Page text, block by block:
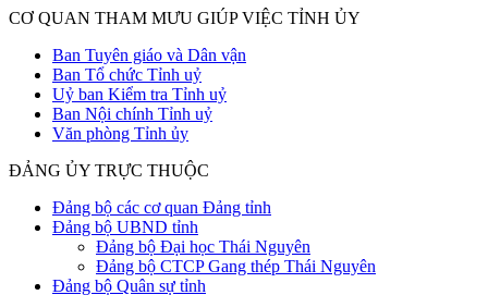
CƠ QUAN THAM MƯU GIÚP VIỆC TỈNH ỦY
Ban Tuyên giáo và Dân vận
Ban Tổ chức Tỉnh uỷ
Uỷ ban Kiểm tra Tỉnh uỷ
Ban Nội chính Tỉnh uỷ
Văn phòng Tỉnh ủy
ĐẢNG ỦY TRỰC THUỘC
Đảng bộ các cơ quan Đảng tỉnh
Đảng bộ UBND tỉnh
Đảng bộ Đại học Thái Nguyên
Đảng bộ CTCP Gang thép Thái Nguyên
Đảng bộ Quân sự tỉnh